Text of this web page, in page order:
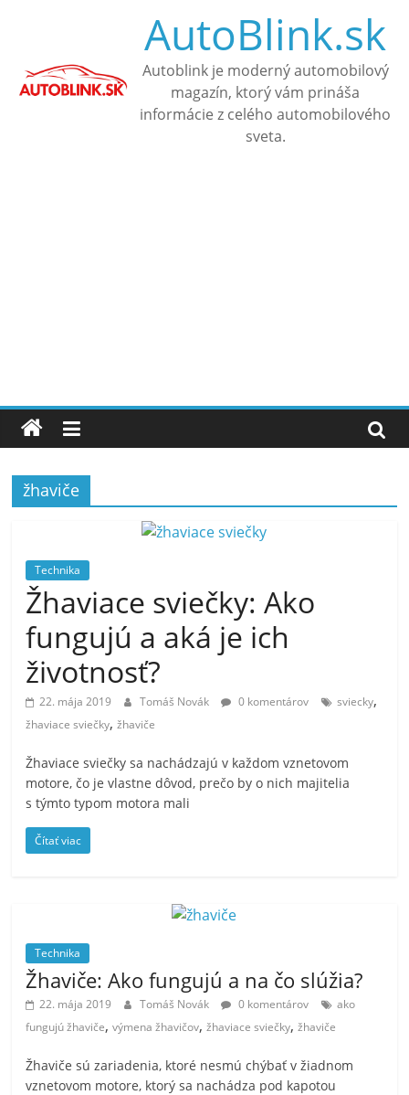
AutoBlink.sk
Autoblink je moderný automobilový
magazín, ktorý vám prináša
informácie z celého automobilového
sveta.
žhaviče
Technika
Žhaviace sviečky: Ako
fungujú a aká je ich
životnosť?
22. mája 2019 Tomáš Novák 0 komentárov sviecky,
žhaviace sviečky,žhaviče
Žhaviace sviečky sa nachádzajú v každom vznetovom
motore, čo je vlastne dôvod, prečo by o nich majitelia
s týmto typom motora mali
Čítať viac
Technika
Žhaviče: Ako fungujú a na čo slúžia?
22. mája 2019 Tomáš Novák 0 komentárov
ako
fungujú žhaviče,výmena žhavičov,žhaviace sviečky,žhaviče
Žhaviče sú zariadenia, ktoré nesmú chýbať v žiadnom
vznetovom motore, ktorý sa nachádza pod kapotou